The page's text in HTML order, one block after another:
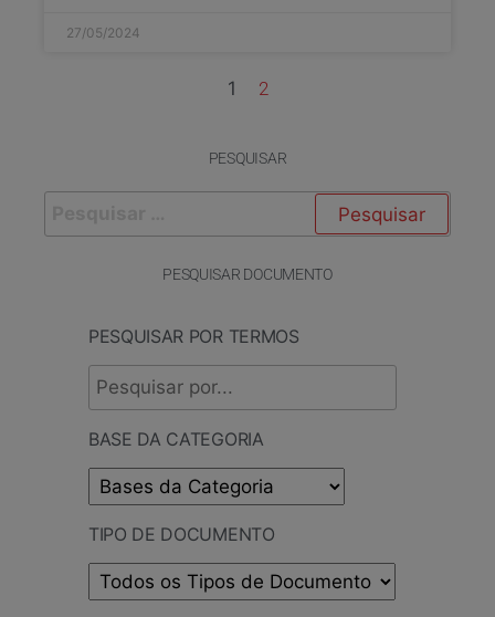
27/05/2024
1 2
PESQUISAR
PESQUISAR DOCUMENTO
PESQUISAR POR TERMOS
BASE DA CATEGORIA
TIPO DE DOCUMENTO